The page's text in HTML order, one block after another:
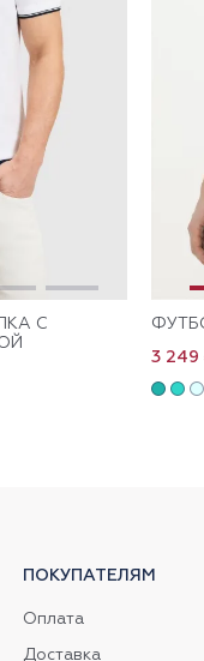
С
3 249
ПОКУПАТЕЛЯМ
Оплата
Доставка